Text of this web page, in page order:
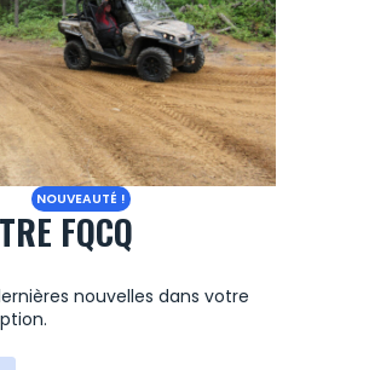
NOUVEAUTÉ !
FQCQ
nouvelles dans votre